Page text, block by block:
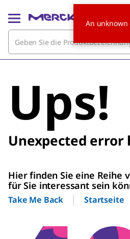
Ups!
Unexpected error
Hier finden Sie eine Reihe
für Sie interessant sein
Take Me Back Startseite
An unknown